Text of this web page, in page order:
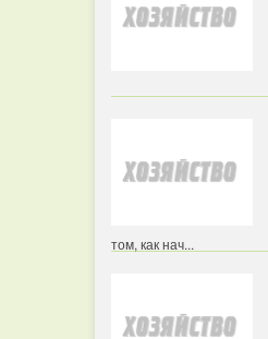
том, как нач...